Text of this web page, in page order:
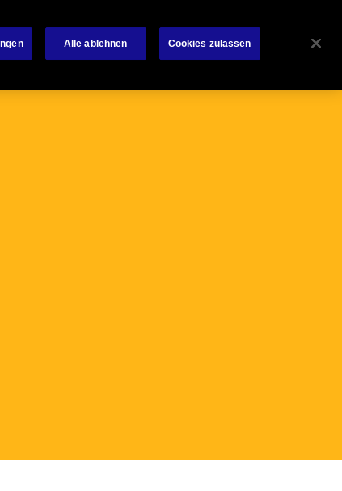
Alle ablehnen Cookies zulassen